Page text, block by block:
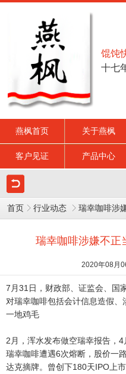
馄饨
十七
燕枫首页 关于燕枫
客户见证 产品中心
首页 行业动态 瑞幸咖啡涉
瑞幸咖啡涉嫌不正
2020年08月
7月31日，财政部、证监会、国
对瑞幸咖啡包括会计信息造假、
一地鸡毛
2月，浑水发布做空瑞幸报告，
瑞幸咖啡遭遇6次熔断，股价一
达克摘牌。曾创下180天IPO上